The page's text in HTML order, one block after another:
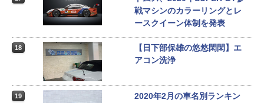
戦マシンのカラーリングとレ
ースクイーン体制を発表
18
【日下部保雄の悠悠閑閑】エ
アコン洗浄
19
2020年2月の車名別ランキン